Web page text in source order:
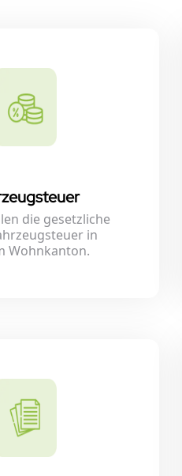
die gesetzliche
in
Wohnkanton.